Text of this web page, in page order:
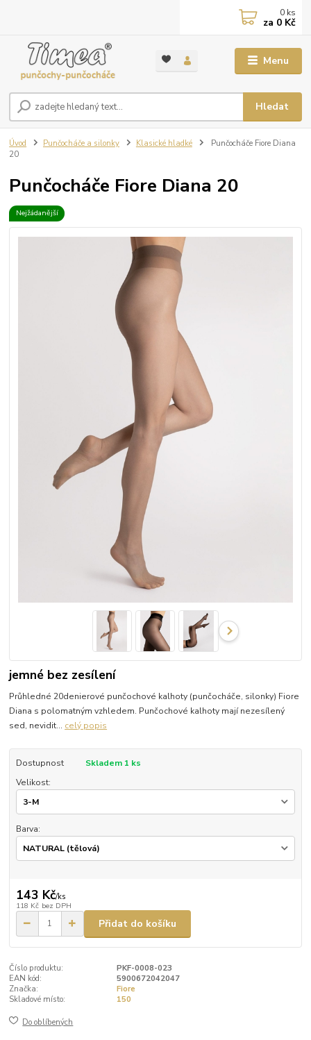
Menu
Hledat
0 ks
za 0 Kč
Úvod Punčocháče a silonky Klasické hladké
Punčocháče Fiore Diana
20
Punčocháče Fiore Diana 20
Nejžádanější
jemné bez zesílení
Průhledné 20denierové punčochové kalhoty (punčocháče, silonky) Fiore
Diana s polomatným vzhledem. Punčochové kalhoty mají nezesílený
sed, nevidit... celý popis
Dostupnost
Skladem 1 ks
Velikost:
Barva:
143 Kč/ks
118 Kč bez DPH
Přidat do košíku
Číslo produktu:
PKF-0008-023
EAN kód:
5900672042047
Značka:
Fiore
Skladové místo:
150
Do oblíbených